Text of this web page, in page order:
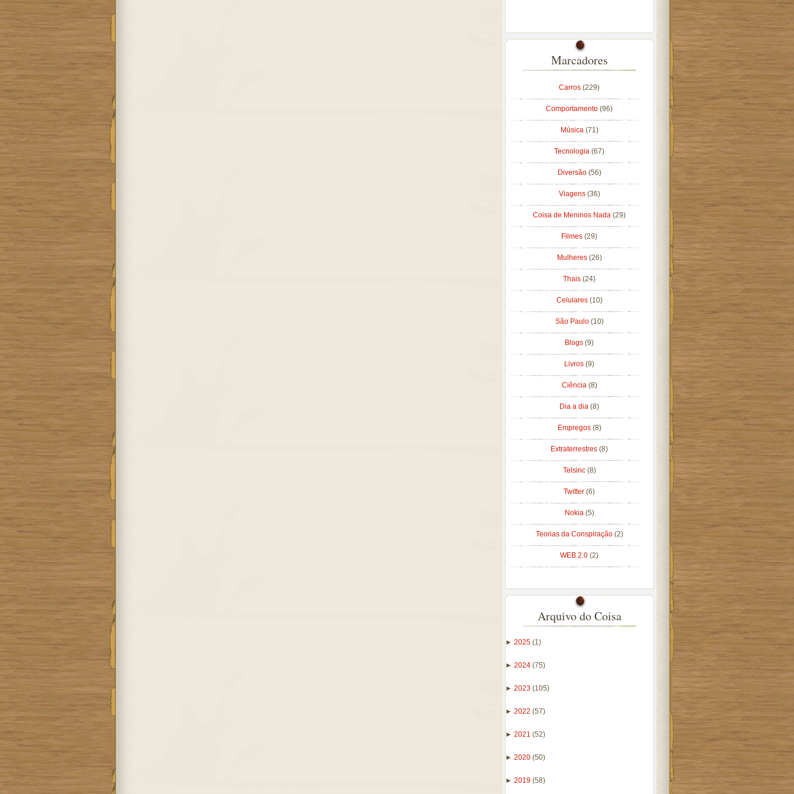
Marcadores
Carros (229)
Comportamento (96)
Música (71)
Tecnologia (67)
Diversão (56)
Viagens (36)
Coisa de Meninos Nada (29)
Filmes (29)
Mulheres (26)
Thais (24)
Celulares (10)
São Paulo (10)
Blogs (9)
Livros (9)
Ciência (8)
Dia a dia (8)
Empregos (8)
Extraterrestres (8)
Telsinc (8)
Twitter (6)
Nokia (5)
Teorias da Conspiração (2)
WEB 2.0 (2)
Arquivo do Coisa
► 2025 (1)
► 2024 (75)
► 2023 (105)
► 2022 (57)
► 2021 (52)
► 2020 (50)
► 2019 (58)